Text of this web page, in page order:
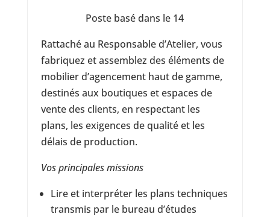
Poste basé dans le 14
Rattaché au Responsable d’Atelier, vous
fabriquez et assemblez des éléments de
mobilier d’agencement haut de gamme,
destinés aux boutiques et espaces de
vente des clients, en respectant les
plans, les exigences de qualité et les
délais de production.
Vos principales missions
Lire et interpréter les plans techniques
transmis par le bureau d’études